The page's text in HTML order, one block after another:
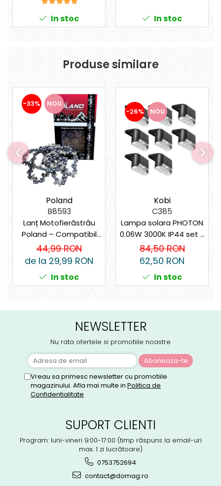
In stoc In stoc
Produse similare
-33% NOU
Poland
B8593
Lanț Motofierăstrău
Poland – Compatibil
universal
44,99 RON
de la 29,99 RON
In stoc
-26% NOU
Kobi
C385
Lampa solara PHOTON
0.06W 3000K IP44 set 8
bucati
84,50 RON
62,50 RON
In stoc
NEWSLETTER
Nu rata ofertele si promotiile noastre
Vreau sa primesc newsletter cu promotiile
magazinului. Afla mai multe in Politica de
Confidentialitate
SUPORT CLIENTI
Program: luni-vineri 9:00-17:00 (timp răspuns la email-uri
max. 1 zi lucrătoare)
0753752694
contact@domag.ro